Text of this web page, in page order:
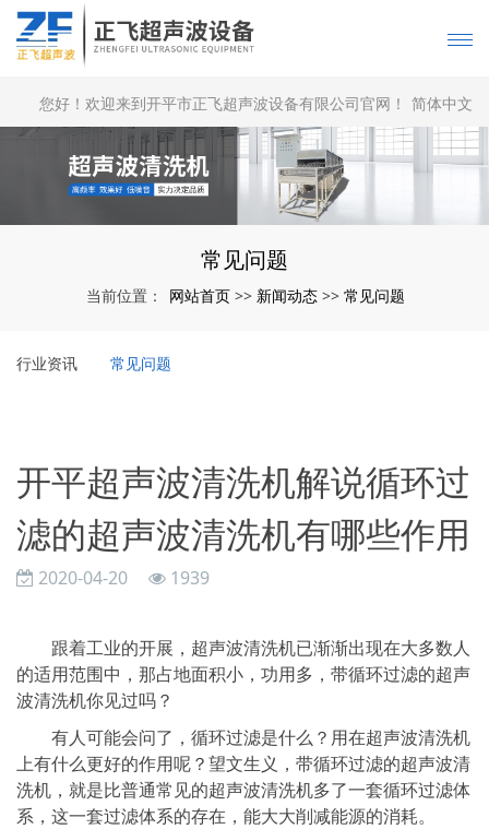
您好！欢迎来到开平市正飞超声波设备有限公司官网！ 简体中文
| English
常见问题
当前位置： 网站首页 >> 新闻动态 >> 常见问题
行业资讯 常见问题
开平超声波清洗机解说循环过
滤的超声波清洗机有哪些作用
2020-04-20 1939
跟着工业的开展，超声波清洗机已渐渐出现在大多数人
的适用范围中，那占地面积小，功用多，带循环过滤的超声
波清洗机你见过吗？
有人可能会问了，循环过滤是什么？用在超声波清洗机
上有什么更好的作用呢？望文生义，带循环过滤的超声波清
洗机，就是比普通常见的超声波清洗机多了一套循环过滤体
系，这一套过滤体系的存在，能大大削减能源的消耗。